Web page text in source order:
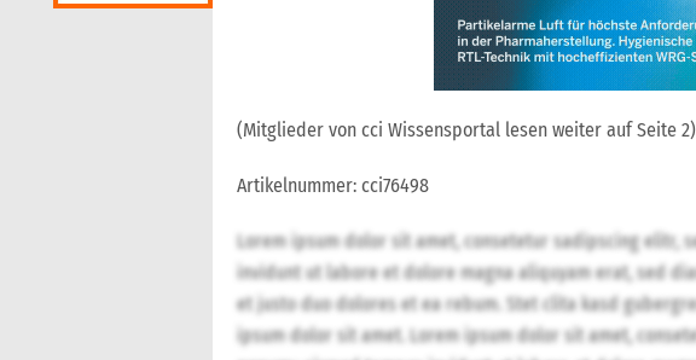
(Mitglieder von cci Wissensportal lesen weiter auf Seite 2)
Artikelnummer: cci76498
Lorem ipsum dolor sit amet, consetetur sadipscing elitr,
invidunt ut labore et dolore magna aliquyam erat, sed
et justo duo dolores et ea rebum. Stet clita kasd
ipsum dolor sit amet. Lorem ipsum dolor sit amet,